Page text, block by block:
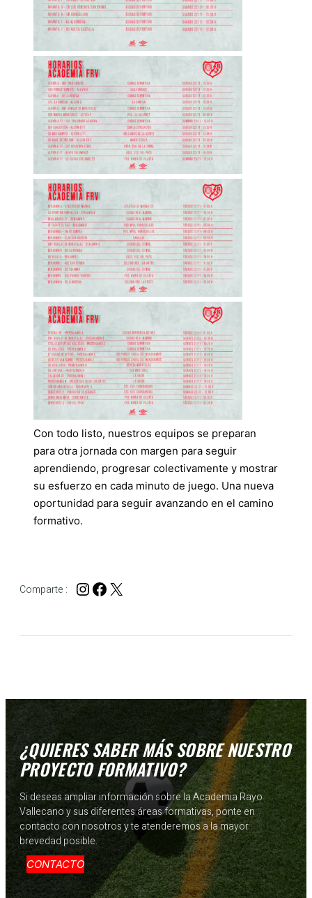
Con todo listo, nuestros equipos se preparan
para otra jornada con margen para seguir
aprendiendo, progresar colectivamente y mostrar
su esfuerzo en cada minuto de juego. Una nueva
oportunidad para seguir avanzando en el camino
formativo.
Comparte : Instagram
Facebook
X
¿QUIERES SABER MÁS SOBRE NUESTRO
PROYECTO FORMATIVO?
Si deseas ampliar información sobre la Academia Rayo
Vallecano y sus diferentes áreas formativas, ponte en
contacto con nosotros y te atenderemos a la mayor
brevedad posible.
CONTACTO